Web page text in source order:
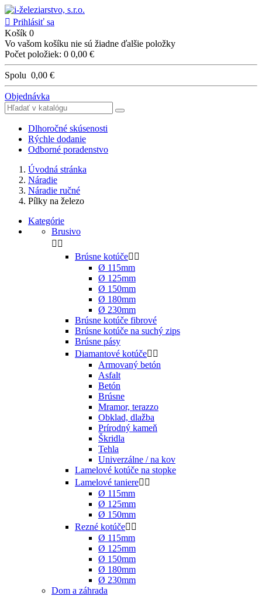
 Prihlásiť sa
Košík 0
Vo vašom košíku nie sú žiadne ďalšie položky
Počet položiek: 0 0,00 €
Spolu 0,00 €
Objednávka
Dlhoročné skúsenosti
Rýchle dodanie
Odborné poradenstvo
Úvodná stránka
Náradie
Náradie ručné
Pílky na železo
Kategórie
Brusivo
 
Brúsne kotúče 
Ø 115mm
Ø 125mm
Ø 150mm
Ø 180mm
Ø 230mm
Brúsne kotúče fibrové
Brúsne kotúče na suchý zips
Brúsne pásy
Diamantové kotúče 
Armovaný betón
Asfalt
Betón
Brúsne
Mramor, terazzo
Obklad, dlažba
Prírodný kameň
Škridla
Tehla
Univerzálne / na kov
Lamelové kotúče na stopke
Lamelové taniere 
Ø 115mm
Ø 125mm
Ø 150mm
Rezné kotúče 
Ø 115mm
Ø 125mm
Ø 150mm
Ø 180mm
Ø 230mm
Dom a záhrada